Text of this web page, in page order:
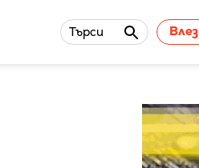
Търси Влез